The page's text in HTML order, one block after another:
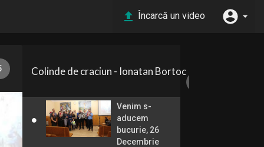
Încarcă un video
Colinde de craciun - Ionatan Bortoc
poarta - 25
Decembrie
7
26 Decembrie
Venim s-
aducem
bucurie, 26
Decembrie